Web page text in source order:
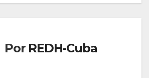
Por REDH-Cuba